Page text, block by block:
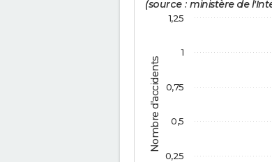
Nombre d'accidents
(source : ministère de
0,25
0,5
0,75
1
1,25